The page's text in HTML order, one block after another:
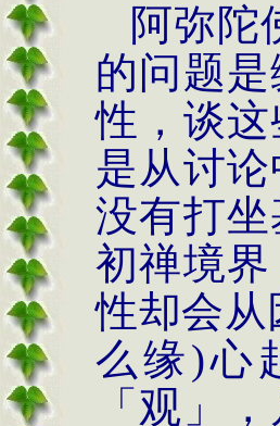
阿弥陀
的问题
性，谈
是从讨
没有打
初禅境
性却会从
么缘)心
「观」